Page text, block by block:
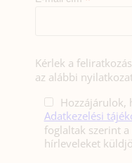
Kérlek a
az alábbi
Hozzájárulok,
Adatkezelési
foglaltak szerint